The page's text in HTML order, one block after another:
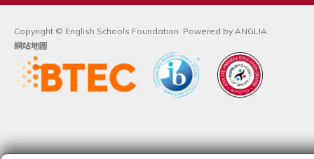
Copyright © English Schools Foundation. Powered by ANGLIA
網站地圖